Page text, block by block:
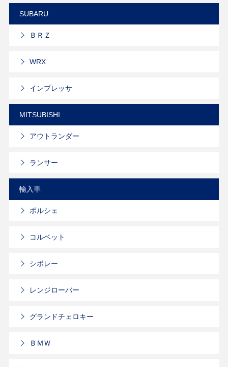
SUBARU
ＢＲＺ
WRX
インプレッサ
MITSUBISHI
アウトランダー
ランサー
輸入車
ポルシェ
コルベット
シボレー
レンジローバー
グランドチェロキー
ＢＭＷ